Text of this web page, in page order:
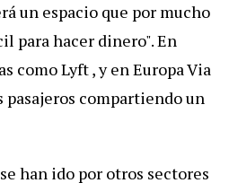
un espacio que por mucho
para hacer dinero".En
como Lyft , y en Europa Via
pasajeros compartiendo un
han ido por otros sectores